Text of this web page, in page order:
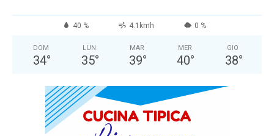
40 % 4.1kmh 0 %
DOM
34°
LUN
35°
MAR
39°
MER
40°
GIO
38°